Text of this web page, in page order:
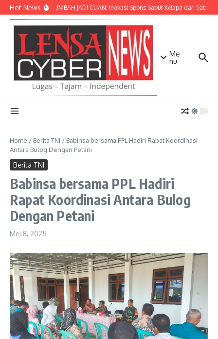
Lewati ke konten
Hot NewsSULAP LIMBAH JADI CUAN: Inovasi Spons Sabut Kelapa dan Sabun
Me
nu
Home / Berita TNI / Babinsa bersama PPL Hadiri Rapat Koordinasi
Antara Bulog Dengan Petani
Berita TNI
Babinsa bersama PPL Hadiri
Rapat Koordinasi Antara Bulog
Dengan Petani
Mei 8, 2025